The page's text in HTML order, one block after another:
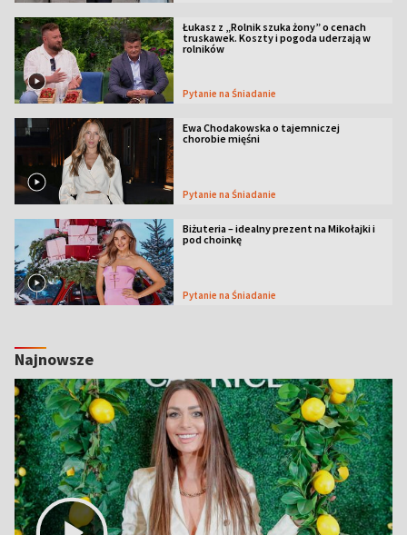
Łukasz z „Rolnik szuka żony” o cenach
truskawek. Koszty i pogoda uderzają w
rolników
Pytanie na Śniadanie
Ewa Chodakowska o tajemniczej
chorobie mięśni
Pytanie na Śniadanie
Biżuteria – idealny prezent na Mikołajki i
pod choinkę
Pytanie na Śniadanie
Najnowsze